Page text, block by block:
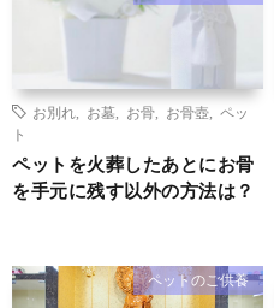
お別れ お墓 お骨 お骨壺
ペッ
ト
ペットを火葬したあとにお骨
を手元に残す以外の方法は？
ペットのご供養